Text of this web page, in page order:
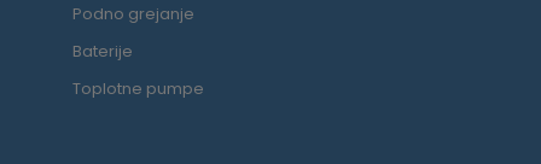
Podno grejanje
Baterije
Toplotne pumpe